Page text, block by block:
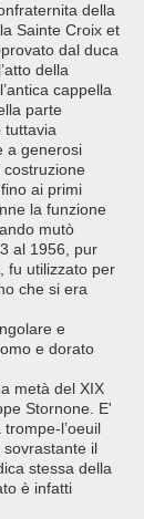
della
Sainte Croix et
dal duca
della
cappella
parte
tuttavia
a generosi
ai primi
la funzione
mutò
al 1956, pur
fu utilizzato per
che si era
e
e dorato
metà del XIX
Stornone. E'
l’oeuil
il
stessa della
è infatti